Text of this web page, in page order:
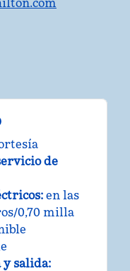
de
: en las
0,70 milla
y salida: